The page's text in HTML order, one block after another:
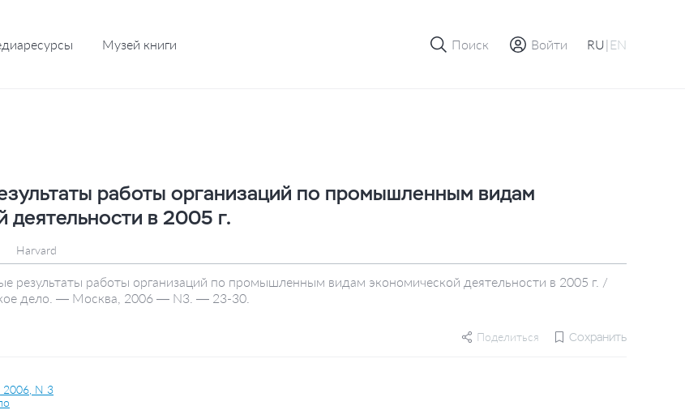
Музей книги Поиск Войти RU| EN
работы организаций по промышленным видам
деятельности в 2005 г.
Harvard
результаты работы организаций по промышленным видам экономической деятельности в 2005 г. /
дело. — Москва, 2006 — N3. — 23-30.
Поделиться Сохранить
2006, N 3